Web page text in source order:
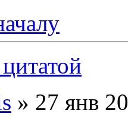
» 27 янв